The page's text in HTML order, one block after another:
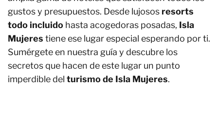
gustos y presupuestos. Desde lujosos resorts
todo incluido hasta acogedoras posadas, Isla
Mujeres tiene ese lugar especial esperando por ti.
Sumérgete en nuestra guía y descubre los
secretos que hacen de este lugar un punto
imperdible del turismo de Isla Mujeres.